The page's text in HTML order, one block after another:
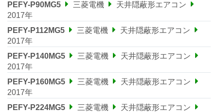
PEFY-P90MG5
三菱電機
天井隠蔽形エアコン
2017年
PEFY-P112MG5
三菱電機
天井隠蔽形エアコン
2017年
PEFY-P140MG5
三菱電機
天井隠蔽形エアコン
2017年
PEFY-P160MG5
三菱電機
天井隠蔽形エアコン
2017年
PEFY-P224MG5
三菱電機
天井隠蔽形エアコン